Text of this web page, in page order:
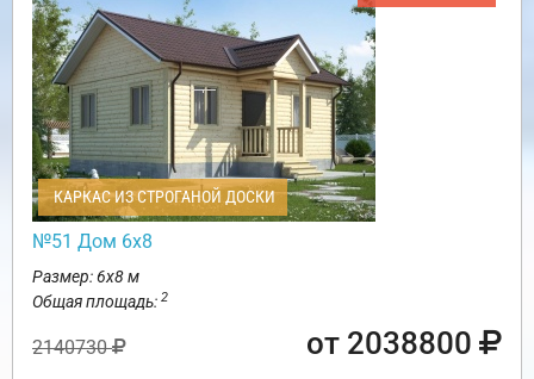
КАРКАС ИЗ СТРОГАНОЙ ДОСКИ
№51 Дом 6х8
Размер: 6х8 м
Общая площадь: 2
2140730 от 2038800